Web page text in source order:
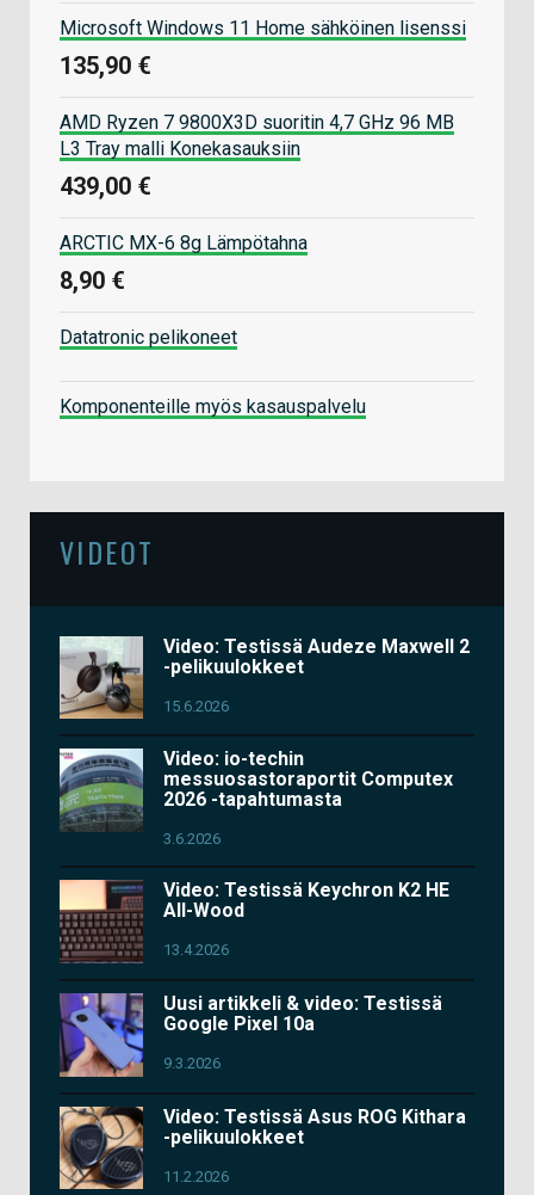
Microsoft Windows 11 Home sähköinen lisenssi
135,90 €
AMD Ryzen 7 9800X3D suoritin 4,7 GHz 96 MB
L3 Tray malli Konekasauksiin
439,00 €
ARCTIC MX-6 8g Lämpötahna
8,90 €
Datatronic pelikoneet
Komponenteille myös kasauspalvelu
VIDEOT
Video: Testissä Audeze Maxwell 2
-pelikuulokkeet
15.6.2026
Video: io-techin
messuosastoraportit Computex
2026 -tapahtumasta
3.6.2026
Video: Testissä Keychron K2 HE
All-Wood
13.4.2026
Uusi artikkeli & video: Testissä
Google Pixel 10a
9.3.2026
Video: Testissä Asus ROG Kithara
-pelikuulokkeet
11.2.2026